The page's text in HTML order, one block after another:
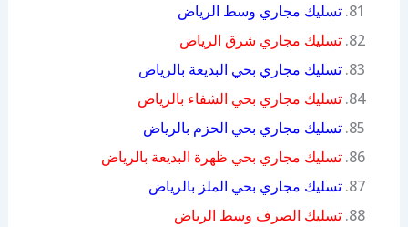
تسليك مجاري وسط الرياض
تسليك مجاري شرق الرياض
تسليك مجاري بحي البديعة بالرياض
تسليك مجاري بحي الشفاء بالرياض
تسليك مجاري بحي الحزم بالرياض
تسليك مجاري بحي ظهرة البديعة بالرياض
تسليك مجاري بحي الملز بالرياض
تسليك الصرف وسط الرياض